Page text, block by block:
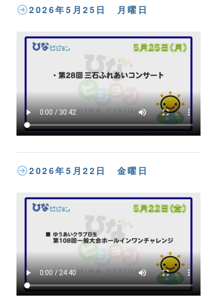
2026年5月25日 月曜日
2026年5月22日 金曜日